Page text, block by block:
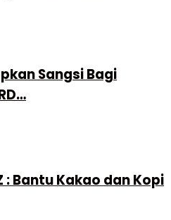
Sangsi Bagi
: Bantu Kakao dan Kopi